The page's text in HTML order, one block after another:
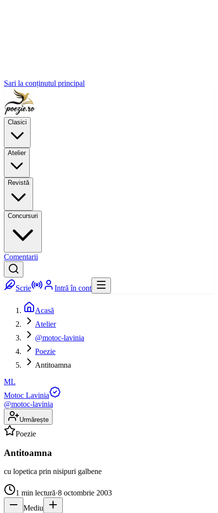
Sari la conținutul principal
Clasici
Atelier
Revistă
Concursuri
Comentarii
Scrie Intră în cont
Acasă
Atelier
@motoc-lavinia
Poezie
Antitoamna
ML
Motoc Lavinia
@motoc-lavinia
Urmărește
Poezie
Antitoamna
cu lopetica prin nisipuri galbene
1 min lectură·8 octombrie 2003
Mediu